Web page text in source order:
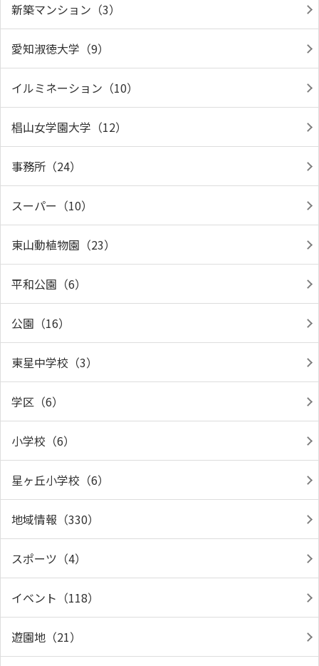
新築マンション（3）
愛知淑徳大学（9）
イルミネーション（10）
椙山女学園大学（12）
事務所（24）
スーパー（10）
東山動植物園（23）
平和公園（6）
公園（16）
東星中学校（3）
学区（6）
小学校（6）
星ヶ丘小学校（6）
地域情報（330）
スポーツ（4）
イベント（118）
遊園地（21）